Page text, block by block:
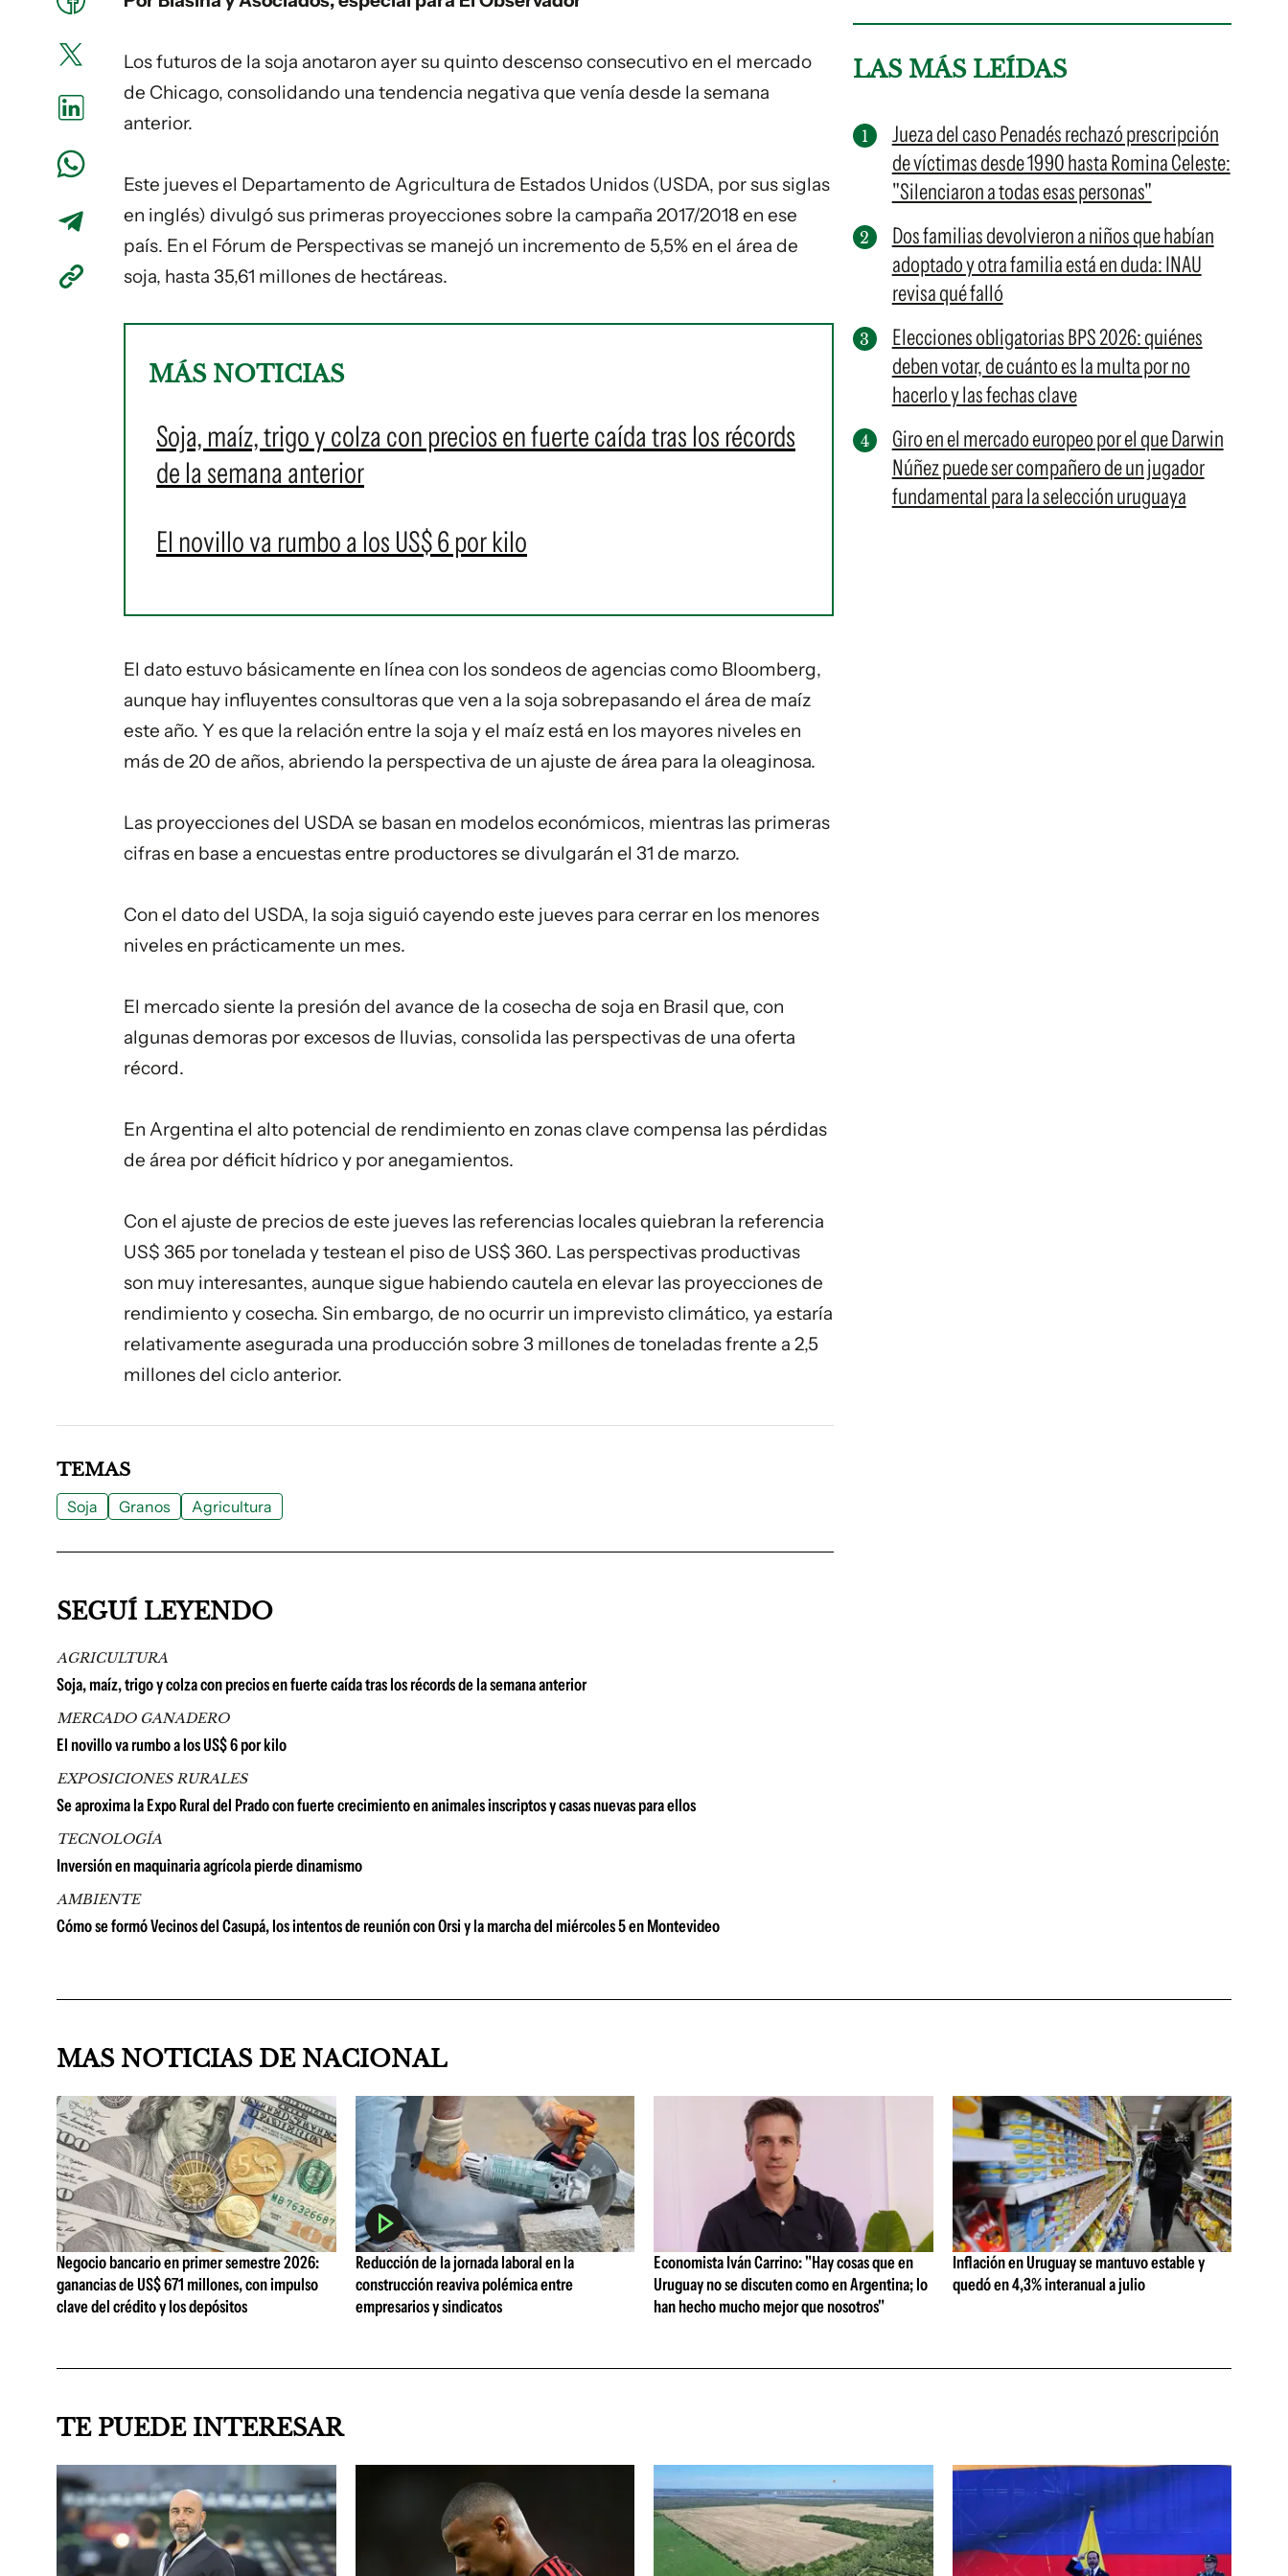
Los futuros de la soja anotaron ayer su quinto descenso consecutivo en el mercado
de Chicago, consolidando una tendencia negativa que venía desde la semana
anterior.
Este jueves el Departamento de Agricultura de Estados Unidos (USDA, por sus siglas
en inglés) divulgó sus primeras proyecciones sobre la campaña 2017/2018 en ese
país. En el Fórum de Perspectivas se manejó un incremento de 5,5% en el área de
soja, hasta 35,61 millones de hectáreas.
MÁS NOTICIAS
Soja, maíz, trigo y colza con precios en fuerte caída tras los récords
de la semana anterior
El novillo va rumbo a los US$ 6 por kilo
El dato estuvo básicamente en línea con los sondeos de agencias como Bloomberg,
aunque hay influyentes consultoras que ven a la soja sobrepasando el área de maíz
este año. Y es que la relación entre la soja y el maíz está en los mayores niveles en
más de 20 de años, abriendo la perspectiva de un ajuste de área para la oleaginosa.
Las proyecciones del USDA se basan en modelos económicos, mientras las primeras
cifras en base a encuestas entre productores se divulgarán el 31 de marzo.
Con el dato del USDA, la soja siguió cayendo este jueves para cerrar en los menores
niveles en prácticamente un mes.
El mercado siente la presión del avance de la cosecha de soja en Brasil que, con
algunas demoras por excesos de lluvias, consolida las perspectivas de una oferta
récord.
En Argentina el alto potencial de rendimiento en zonas clave compensa las pérdidas
de área por déficit hídrico y por anegamientos.
Con el ajuste de precios de este jueves las referencias locales quiebran la referencia
US$ 365 por tonelada y testean el piso de US$ 360. Las perspectivas productivas
son muy interesantes, aunque sigue habiendo cautela en elevar las proyecciones de
rendimiento y cosecha. Sin embargo, de no ocurrir un imprevisto climático, ya estaría
relativamente asegurada una producción sobre 3 millones de toneladas frente a 2,5
millones del ciclo anterior.
LAS MÁS LEÍDAS
Jueza del caso Penadés rechazó prescripción
de víctimas desde 1990 hasta Romina Celeste:
"Silenciaron a todas esas personas"
Dos familias devolvieron a niños que habían
adoptado y otra familia está en duda: INAU
revisa qué falló
Elecciones obligatorias BPS 2026: quiénes
deben votar, de cuánto es la multa por no
hacerlo y las fechas clave
Giro en el mercado europeo por el que Darwin
Núñez puede ser compañero de un jugador
fundamental para la selección uruguaya
TEMAS
Soja Granos Agricultura
SEGUÍ LEYENDO
AGRICULTURA
Soja, maíz, trigo y colza con precios en fuerte caída tras los récords de la semana anterior
MERCADO GANADERO
El novillo va rumbo a los US$ 6 por kilo
EXPOSICIONES RURALES
Se aproxima la Expo Rural del Prado con fuerte crecimiento en animales inscriptos y casas nuevas para ellos
TECNOLOGÍA
Inversión en maquinaria agrícola pierde dinamismo
AMBIENTE
Cómo se formó Vecinos del Casupá, los intentos de reunión con Orsi y la marcha del miércoles 5 en Montevideo
MAS NOTICIAS DE NACIONAL
Negocio bancario en primer semestre 2026:
ganancias de US$ 671 millones, con impulso
clave del crédito y los depósitos
Reducción de la jornada laboral en la
construcción reaviva polémica entre
empresarios y sindicatos
Economista Iván Carrino: "Hay cosas que en
Uruguay no se discuten como en Argentina; lo
han hecho mucho mejor que nosotros"
Inflación en Uruguay se mantuvo estable y
quedó en 4,3% interanual a julio
TE PUEDE INTERESAR